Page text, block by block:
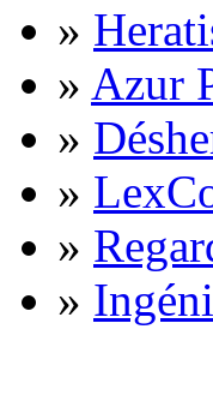
»
» Azur
»
»
»
»